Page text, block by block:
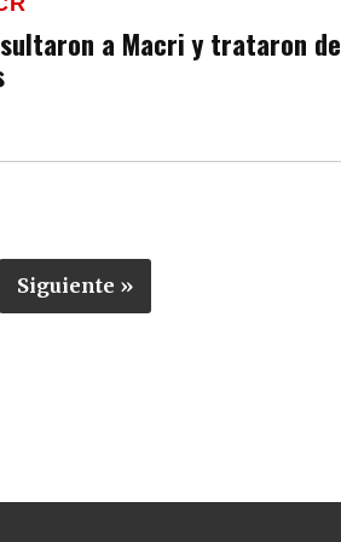
a Macri y trataron de
Siguiente »